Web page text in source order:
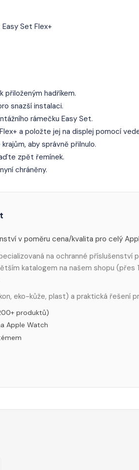
Set Flex+
přiloženým hadříkem.
snazší instalaci.
rámečku Easy Set.
a položte jej na displej pomocí
aby správně přilnulo.
zpět řemínek.
chráněny.
v poměru cena/kvalita pro celý
na ochranné příslušenství
katalogem na našem shopu
eko-kůže, plast) a praktická řešení
produktů)
Apple Watch